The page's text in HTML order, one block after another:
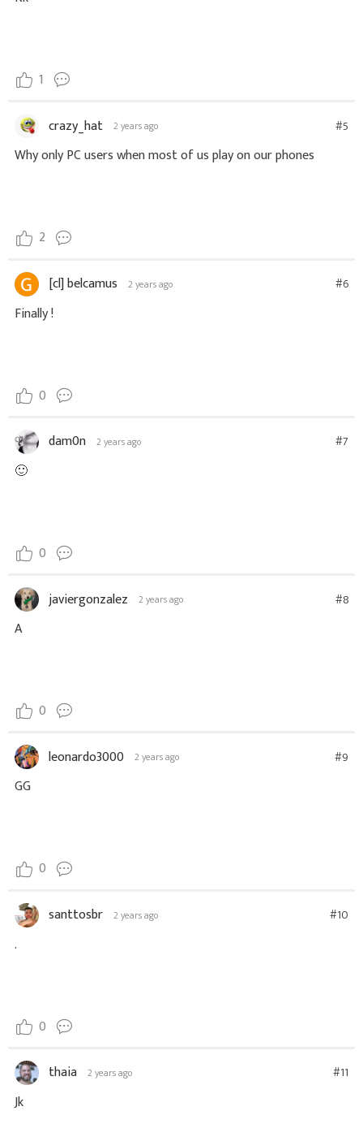
1
crazy_hat 2 years ago #5
Why only PC users when most of us play on our phones
2
[cl] belcamus 2 years ago #6
Finally !
0
dam0n 2 years ago #7
🙂
0
javiergonzalez 2 years ago #8
A
0
leonardo3000 2 years ago #9
GG
0
santtosbr 2 years ago #10
.
0
thaia 2 years ago #11
Jk